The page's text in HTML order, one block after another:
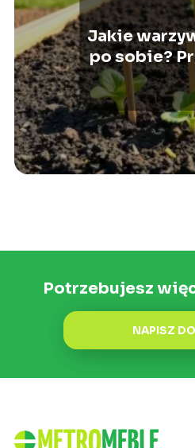
Jakie
po sobie?
poradnik
Potrzebujesz
NAPISZ